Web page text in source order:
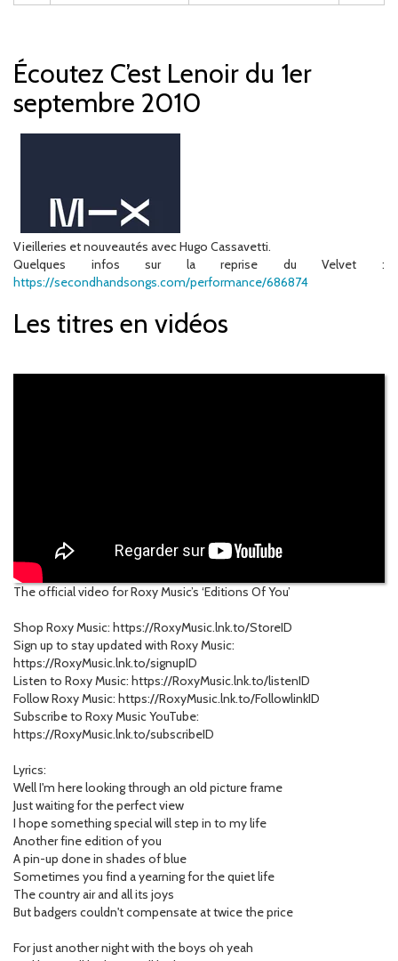
Écoutez C’est Lenoir du 1er
septembre 2010
Vieilleries et nouveautés avec Hugo Cassavetti.
Quelques infos sur la reprise du Velvet :
https://secondhandsongs.com/performance/686874
Les titres en vidéos
The official video for Roxy Music’s ‘Editions Of You’
Shop Roxy Music: https://RoxyMusic.lnk.to/StoreID
Sign up to stay updated with Roxy Music:
https://RoxyMusic.lnk.to/signupID
Listen to Roxy Music: https://RoxyMusic.lnk.to/listenID
Follow Roxy Music: https://RoxyMusic.lnk.to/FollowlinkID
Subscribe to Roxy Music YouTube:
https://RoxyMusic.lnk.to/subscribeID
Lyrics:
Well I'm here looking through an old picture frame
Just waiting for the perfect view
I hope something special will step in to my life
Another fine edition of you
A pin-up done in shades of blue
Sometimes you find a yearning for the quiet life
The country air and all its joys
But badgers couldn't compensate at twice the price
For just another night with the boys oh yeah